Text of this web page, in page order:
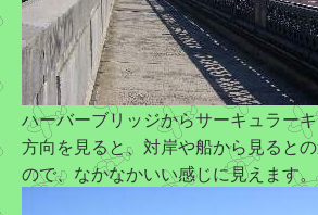
ハーバーブリッジからサーキュラー
方向を見ると、対岸や船から見ると
ので、なかなかいい感じに見えます。